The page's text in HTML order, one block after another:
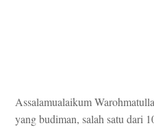
Assalamualaikum
yang budiman, salah satu dari